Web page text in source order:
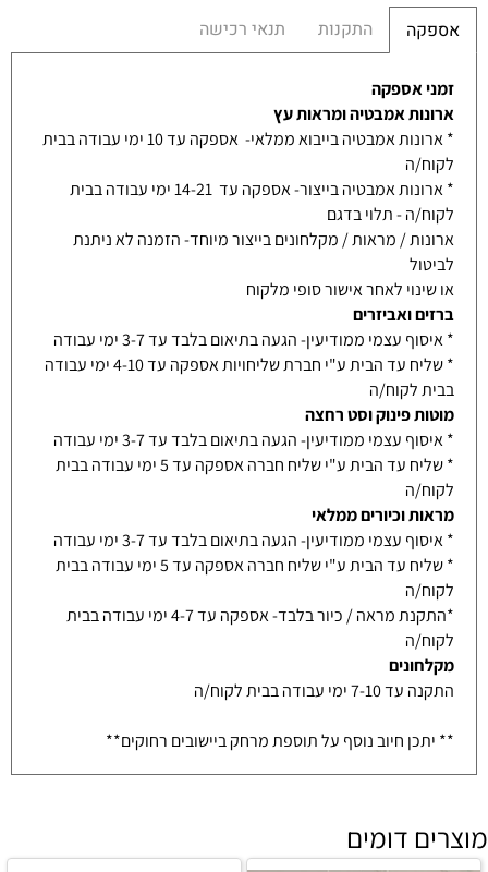
אספקה התקנות תנאי רכישה
זמני אספקה
ארונות אמבטיה ומראות עץ
* ארונות אמבטיה בייבוא ממלאי- אספקה עד 10 ימי עבודה בבית
לקוח/ה
* ארונות אמבטיה בייצור- אספקה עד 14-21 ימי עבודה בבית
לקוח/ה - תלוי בדגם
ארונות / מראות / מקלחונים בייצור מיוחד- הזמנה לא ניתנת
לביטול
או שינוי לאחר אישור סופי מלקוח
ברזים ואביזרים
* איסוף עצמי ממודיעין- הגעה בתיאום בלבד עד 3-7 ימי עבודה
* שליח עד הבית ע"י חברת שליחויות אספקה עד 4-10 ימי עבודה
בבית לקוח/ה
מוטות פינוק וסט רחצה
* איסוף עצמי ממודיעין- הגעה בתיאום בלבד עד 3-7 ימי עבודה
* שליח עד הבית ע"י שליח חברה אספקה עד 5 ימי עבודה בבית
לקוח/ה
מראות וכיורים ממלאי
* איסוף עצמי ממודיעין- הגעה בתיאום בלבד עד 3-7 ימי עבודה
* שליח עד הבית ע"י שליח חברה אספקה עד 5 ימי עבודה בבית
לקוח/ה
*התקנת מראה / כיור בלבד- אספקה עד 4-7 ימי עבודה בבית
לקוח/ה
מקלחונים
התקנה עד 7-10 ימי עבודה בבית לקוח/ה
** יתכן חיוב נוסף על תוספת מרחק ביישובים רחוקים**
מוצרים דומים